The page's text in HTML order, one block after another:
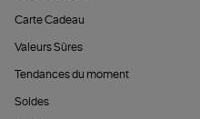
Carte Cadeau
Valeurs Sûres
Tendances du moment
Soldes